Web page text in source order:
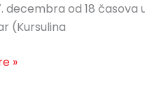
decembra od 18 časova
(Kursulina
»